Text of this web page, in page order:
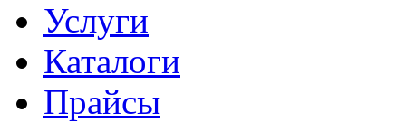
Услуги
Каталоги
Прайсы